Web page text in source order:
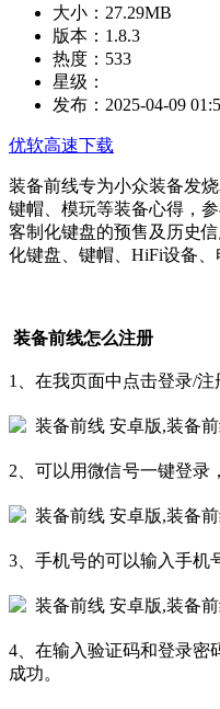
大小： 27.29MB
版本： 1.8.3
热度： 533
星级：
发布： 2025-04-09
优软高速下载
装备前线专为小众装备发
键帽、模玩等装备心得，
客制化键盘的预售及历史
化键盘、键帽、HiFi设备、
装备前线怎么注册
1、在我页面中点击登录/注
2、可以用微信号一键登录
3、手机号的可以输入手机
4、在输入验证码和登录密
成功。